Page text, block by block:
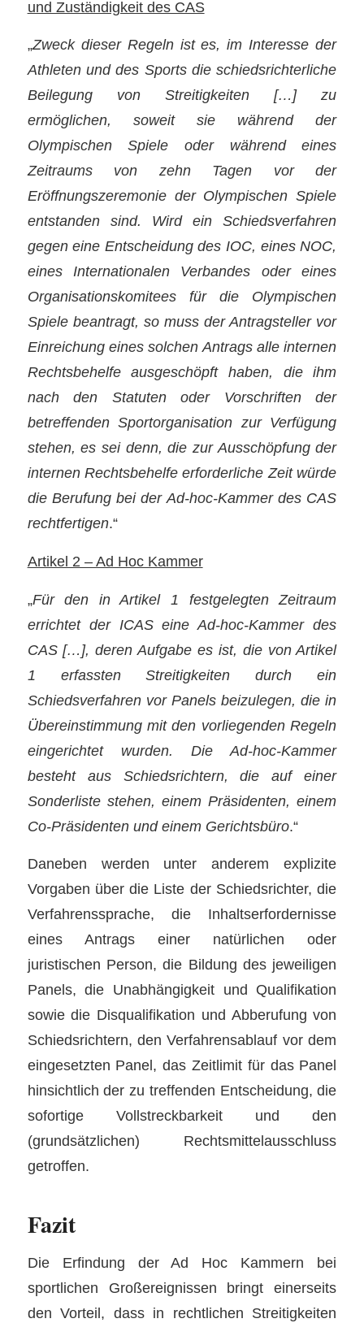
und Zuständigkeit des CAS
„Zweck dieser Regeln ist es, im Interesse der
Athleten und des Sports die schiedsrichterliche
Beilegung von Streitigkeiten […] zu
ermöglichen, soweit sie während der
Olympischen Spiele oder während eines
Zeitraums von zehn Tagen vor der
Eröffnungszeremonie der Olympischen Spiele
entstanden sind. Wird ein Schiedsverfahren
gegen eine Entscheidung des IOC, eines NOC,
eines Internationalen Verbandes oder eines
Organisationskomitees für die Olympischen
Spiele beantragt, so muss der Antragsteller vor
Einreichung eines solchen Antrags alle internen
Rechtsbehelfe ausgeschöpft haben, die ihm
nach den Statuten oder Vorschriften der
betreffenden Sportorganisation zur Verfügung
stehen, es sei denn, die zur Ausschöpfung der
internen Rechtsbehelfe erforderliche Zeit würde
die Berufung bei der Ad-hoc-Kammer des CAS
rechtfertigen.“
Artikel 2 – Ad Hoc Kammer
„Für den in Artikel 1 festgelegten Zeitraum
errichtet der ICAS eine Ad-hoc-Kammer des
CAS […], deren Aufgabe es ist, die von Artikel
1 erfassten Streitigkeiten durch ein
Schiedsverfahren vor Panels beizulegen, die in
Übereinstimmung mit den vorliegenden Regeln
eingerichtet wurden. Die Ad-hoc-Kammer
besteht aus Schiedsrichtern, die auf einer
Sonderliste stehen, einem Präsidenten, einem
Co-Präsidenten und einem Gerichtsbüro.“
Daneben werden unter anderem explizite
Vorgaben über die Liste der Schiedsrichter, die
Verfahrenssprache, die Inhaltserfordernisse
eines Antrags einer natürlichen oder
juristischen Person, die Bildung des jeweiligen
Panels, die Unabhängigkeit und Qualifikation
sowie die Disqualifikation und Abberufung von
Schiedsrichtern, den Verfahrensablauf vor dem
eingesetzten Panel, das Zeitlimit für das Panel
hinsichtlich der zu treffenden Entscheidung, die
sofortige Vollstreckbarkeit und den
(grundsätzlichen) Rechtsmittelausschluss
getroffen.
Fazit
Die Erfindung der Ad Hoc Kammern bei
sportlichen Großereignissen bringt einerseits
den Vorteil, dass in rechtlichen Streitigkeiten